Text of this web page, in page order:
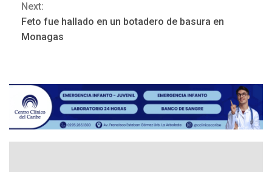
Next:
Feto fue hallado en un botadero de basura en
Monagas
ÚLTIMA HORA
REGIONALES ÚLTIMA HORA
Instituciones estadales se
suman al Plan Agosto de
Escuelas Abiertas 2026